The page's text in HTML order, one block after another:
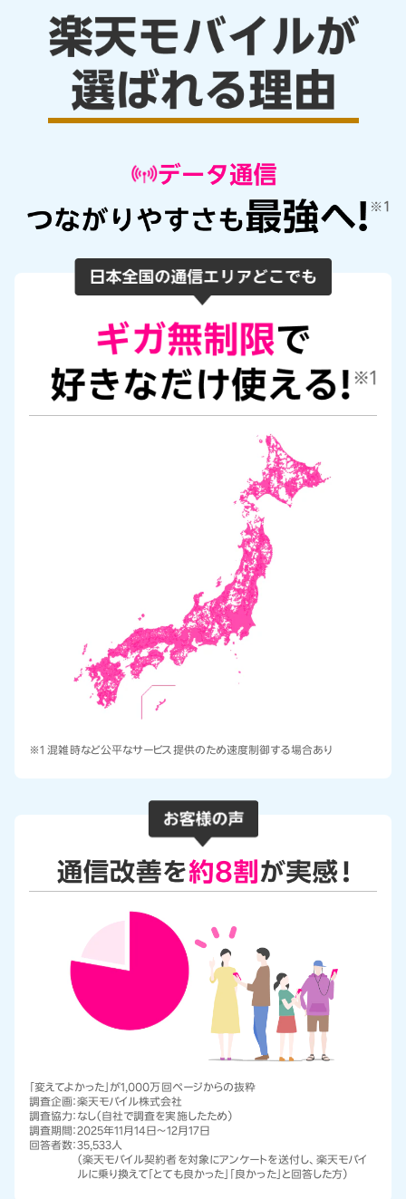
※1 混雑時など公平なサービス提供のため速度制御する場合あり
「変えてよかった」が1,000万回ページからの抜粋
調査企画：楽天モバイル株式会社
調査協力： なし（自社で調査を実施したため）
調査期間：2025年11月14日～12月17日
回答者数：35,533人
（楽天モバイル契約者を対象にアンケートを送付し、楽天モバイ
ルに乗り換えて「とても良かった」「良かった」と回答した方）